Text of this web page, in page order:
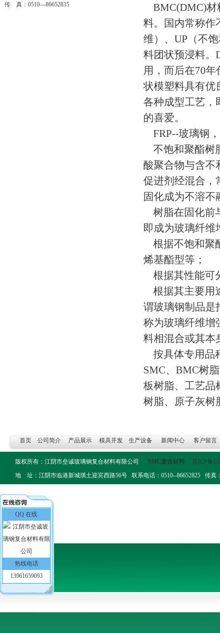
传 真：0510—86652835
BMC(DMC)材
料。国内常称作
维）、UP（不
料团状预浸料。
用，而后在70
状模塑料具有优
各种成型工艺，
的喜爱。
FRP--玻璃钢
不饱和聚酯树
酸聚合物与含不
促进剂经混合，
固化成为不溶不
树脂在固化前
即成为玻璃纤维
根据不饱和聚
烯基酯型等；
根据其性能可
根据其主要用
谓玻璃钢制品是
称为玻璃纤维增
料相混合或其本
按具体专用品
SMC、BMC树
板树脂、工艺品
树脂、原子灰树
首页 公司简介 产品展示 模具开发 生产设备 新闻中心 客户留言
版权所有：江阴市垒诚玻璃钢复合材料有限公司 SMC复合材料
苏ICP备
地 址：江阴市临港新城璜土迎宾西路56号 联系电话：0510--86652825 传真
QQ 在线
热线电话
13961659093